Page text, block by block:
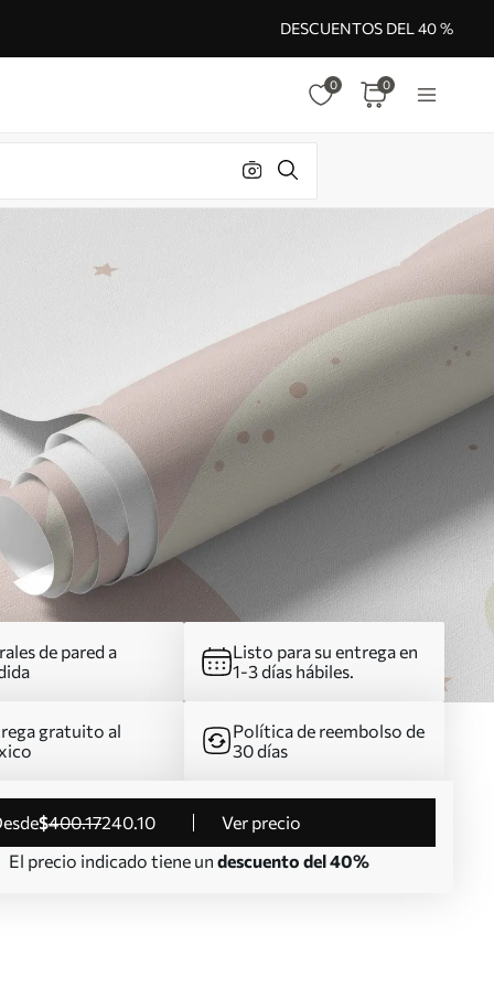
DESCUENTOS DEL 40 %
0 0
de pared a
Listo para su entrega en
1-3 días hábiles.
gratuito al
Política de reembolso de
30 días
desde$400.17240.10
Ver precio
El precio indicado tiene un descuento del 40%